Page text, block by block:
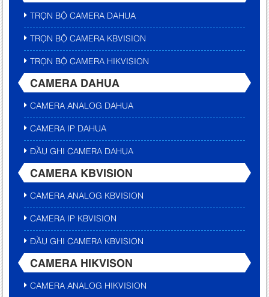
TRỌN BỘ CAMERA DAHUA
TRỌN BỘ CAMERA KBVISION
TRỌN BỘ CAMERA HIKVISION
CAMERA DAHUA
CAMERA ANALOG DAHUA
CAMERA IP DAHUA
ĐẦU GHI CAMERA DAHUA
CAMERA KBVISION
CAMERA ANALOG KBVISION
CAMERA IP KBVISION
ĐẦU GHI CAMERA KBVISION
CAMERA HIKVISON
CAMERA ANALOG HIKVISION